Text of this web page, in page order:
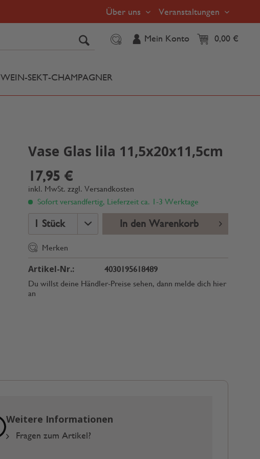
Über uns Veranstaltungen
Mein Konto 0,00 €
WEIN-SEKT-CHAMPAGNER
Vase Glas lila 11,5x20x11,5cm
17,95 €
inkl. MwSt.zzgl. Versandkosten
Sofort versandfertig, Lieferzeit ca. 1-3 Werktage
In den Warenkorb
Merken
Artikel-Nr.:
4030195618489
Du willst deine Händler-Preise sehen, dann melde dich hier
an
Weitere Informationen
Fragen zum Artikel?